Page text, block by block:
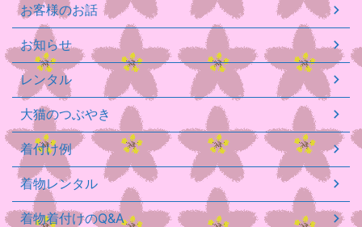
お客様のお話
お知らせ
レンタル
大猫のつぶやき
着付け例
着物レンタル
着物着付けのQ&A